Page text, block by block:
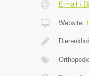
E-mail ›
Website: